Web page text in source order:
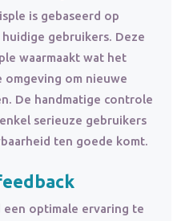
is gebaseerd op
gebruikers. Deze
waarmaakt wat het
om nieuwe
De handmatige controle
serieuze gebruikers
ten goede komt.
optimale ervaring te